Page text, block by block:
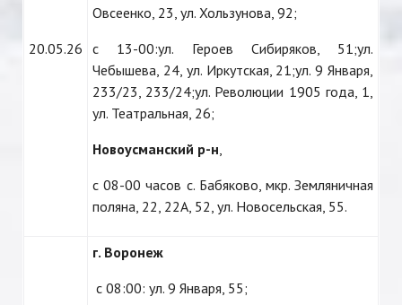
20.05.26
Овсеенко, 23, ул. Хользунова, 92;
с 13-00:ул. Героев Сибиряков, 51;ул.
Чебышева, 24, ул. Иркутская, 21;ул. 9 Января,
233/23, 233/24;ул. Революции 1905 года, 1,
ул. Театральная, 26;
Новоусманский р-н,
с 08-00 часов с. Бабяково, мкр. Земляничная
поляна, 22, 22А, 52, ул. Новосельская, 55.
г. Воронеж
с 08:00: ул. 9 Января, 55;